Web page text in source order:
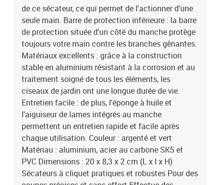
de ce sécateur, ce qui permet de l'actionner d'une
seule main. Barre de protection inférieure : la barre
de protection située d'un côté du manche protège
toujours votre main contre les branches gênantes.
Matériaux excellents : grâce à la construction
stable en aluminium résistant à la corrosion et au
traitement soigné de tous les éléments, les
ciseaux de jardin ont une longue durée de vie.
Entretien facile : de plus, l'éponge à huile et
l'aiguiseur de lames intégrés au manche
permettent un entretien rapide et facile après
chaque utilisation. Couleur : argenté et vert
Matériau : aluminium, acier au carbone SK5 et
PVC Dimensions : 20 x 8,3 x 2 cm (L x l x H)
Sécateurs à cliquet pratiques et robustes Pour des